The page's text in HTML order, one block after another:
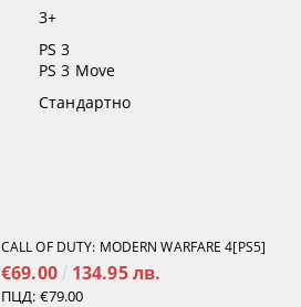
3+
PS 3
PS 3 Move
Стандартно
CALL OF DUTY: MODERN WARFARE 4[PS5]
€69.00 134.95 лв.
ПЦД: €79.00